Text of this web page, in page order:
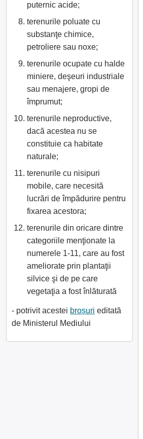
puternic acide;
terenurile poluate cu
substanţe chimice,
petroliere sau noxe;
terenurile ocupate cu halde
miniere, deşeuri industriale
sau menajere, gropi de
împrumut;
terenurile neproductive,
dacă acestea nu se
constituie ca habitate
naturale;
terenurile cu nisipuri
mobile, care necesită
lucrări de împădurire pentru
fixarea acestora;
terenurile din oricare dintre
categoriile menţionate la
numerele 1-11, care au fost
ameliorate prin plantaţii
silvice şi de pe care
vegetaţia a fost înlăturată
- potrivit acestei broșuri editată
de Ministerul Mediului